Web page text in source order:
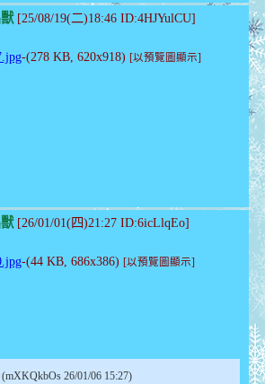
[25/08/19(二)18:46 ID:4HJYulCU]
-(278 KB, 620x918) [以預覽圖顯示]
[26/01/01(四)21:27 ID:6icLlqEo]
-(44 KB, 686x386) [以預覽圖顯示]
26/01/06 15:27)